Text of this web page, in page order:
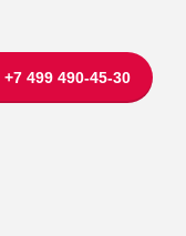
+7 499 490-45-30